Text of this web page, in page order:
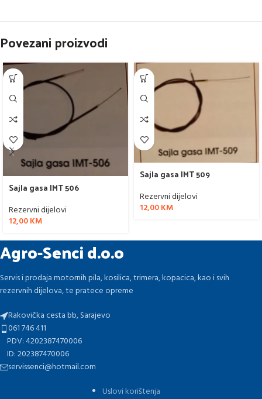
Povezani proizvodi
Sajla gasa IMT 506
Rezervni dijelovi
12,00KM
Sajla gasa IMT 509
Rezervni dijelovi
12,00KM
Agro-Senci d.o.o
Servis i prodaja motornih pila, kosilica, trimera, kopacica, kao i svih
rezervnih dijelova, te pratece opreme
Rakovička cesta bb, Sarajevo
061 746 411
PDV: 4202387470006
ID: 202387470006
servissenci@hotmail.com
Uslovi korištenja